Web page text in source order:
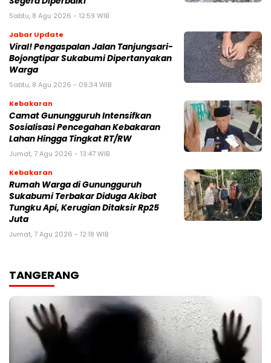
Sabtu, 8 Agu 2026 - 12:59 WIB
Jabar Update
Viral! Pengaspalan Jalan Tanjungsari-
Bojongtipar Sukabumi Dipertanyakan
Warga
Sabtu, 8 Agu 2026 - 09:34 WIB
Kebakaran
‎‎Camat Gunungguruh Intensifkan
Sosialisasi Pencegahan Kebakaran
Lahan Hingga Tingkat RT/RW‎
Jumat, 7 Agu 2026 - 13:47 WIB
Kebakaran
‎Rumah Warga di Gunungguruh
Sukabumi Terbakar Diduga Akibat
Tungku Api, Kerugian Ditaksir Rp25
Juta
Jumat, 7 Agu 2026 - 12:18 WIB
TANGERANG